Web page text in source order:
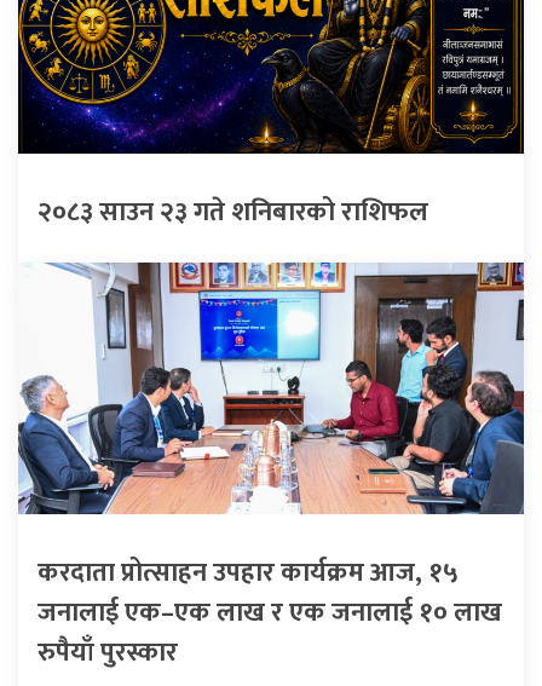
२०८३ साउन २३ गते शनिबारको राशिफल
करदाता प्रोत्साहन उपहार कार्यक्रम आज, १५
जनालाई एक–एक लाख र एक जनालाई १० लाख
रुपैयाँ पुरस्कार